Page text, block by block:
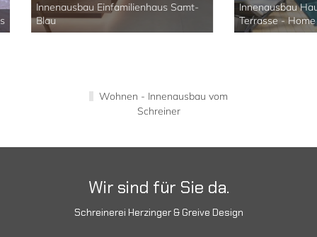
Samt-
Innenausbau Haus Möbel, Fassade,
Terrasse - Home 11
Wohnen - Innenausbau vom
Schreiner
Wir sind für Sie da.
Schreinerei Herzinger & Greive Design